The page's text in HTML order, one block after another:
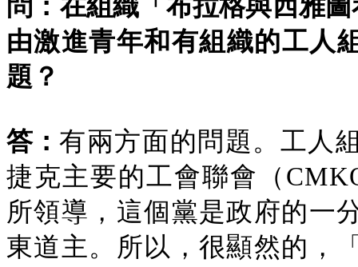
問：在組織「布拉格與西雅
由激進青年和有組織的工人
題？
答：有兩方面的問題。工人
捷克主要的工會聯會（
所領導，這個黨是政府的一
東道主。所以，很顯然的，